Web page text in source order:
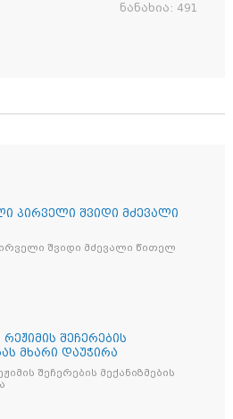
ნანახია: 491
პირველი შვიდი მძევალი
შვიდი მძევალი წითელ
შეჩერების
მხარი დაუჭირა
შეჩერების მექანიზმების